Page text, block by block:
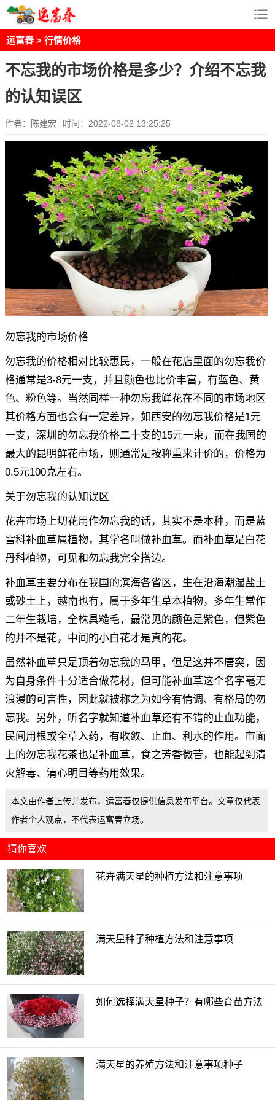
运富春 > 行情价格
不忘我的市场价格是多少？介绍不忘我
的认知误区
作者：陈建宏 时间：2022-08-02 13:25:25
勿忘我的市场价格
勿忘我的价格相对比较惠民，一般在花店里面的勿忘我价
格通常是3-8元一支，并且颜色也比价丰富，有蓝色、黄
色、粉色等。当然同样一种勿忘我鲜花在不同的市场地区
其价格方面也会有一定差异，如西安的勿忘我价格是1元
一支，深圳的勿忘我价格二十支的15元一束，而在我国的
最大的昆明鲜花市场，则通常是按称重来计价的，价格为
0.5元100克左右。
关于勿忘我的认知误区
花卉市场上切花用作勿忘我的话，其实不是本种，而是蓝
雪科补血草属植物，其学名叫做补血草。而补血草是白花
丹科植物，可见和勿忘我完全搭边。
补血草主要分布在我国的滨海各省区，生在沿海潮湿盐土
或砂土上，越南也有，属于多年生草本植物，多年生常作
二年生栽培，全株具糙毛，最常见的颜色是紫色，但紫色
的并不是花，中间的小白花才是真的花。
虽然补血草只是顶着勿忘我的马甲，但是这并不唐突，因
为自身条件十分适合做花材，但可能补血草这个名字毫无
浪漫的可言性，因此就被称之为如今有情调、有格局的勿
忘我。另外，听名字就知道补血草还有不错的止血功能，
民间用根或全草入药，有收敛、止血、利水的作用。市面
上的勿忘我花茶也是补血草，食之芳香微苦，也能起到清
火解毒、清心明目等药用效果。
本文由作者上传并发布，运富春仅提供信息发布平台。文章仅代表
作者个人观点，不代表运富春立场。
猜你喜欢
花卉满天星的种植方法和注意事项
满天星种子种植方法和注意事项
如何选择满天星种子？有哪些育苗方法
满天星的养殖方法和注意事项种子